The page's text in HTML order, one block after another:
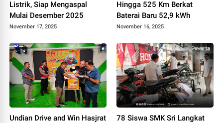
Listrik, Siap Mengaspal
Mulai Desember 2025
November 17, 2025
Hingga 525 Km Berkat
Baterai Baru 52,9 kWh
November 16, 2025
Undian Drive and Win Hasjrat
78 Siswa SMK Sri Langkat